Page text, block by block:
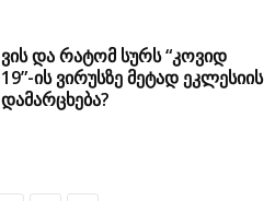
ვის და რატომ სურს “კოვიდ
19”-ის ვირუსზე მეტად ეკლესიის
დამარცხება?